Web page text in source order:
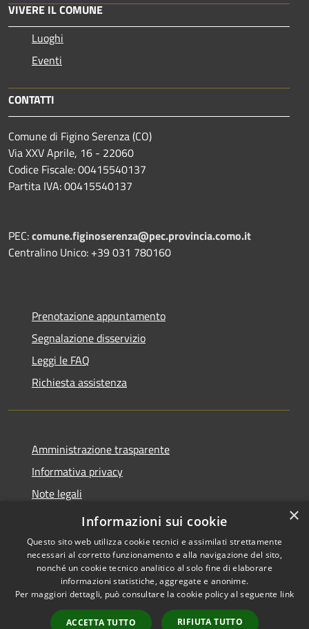
VIVERE IL COMUNE
Luoghi
Eventi
CONTATTI
Comune di Figino Serenza (CO)
Via XXV Aprile, 16 - 22060
Codice Fiscale: 00415540137
Partita IVA: 00415540137
PEC:comune.figinoserenza@pec.provincia.como.it
Centralino Unico: +39 031 780160
Prenotazione appuntamento
Segnalazione disservizio
Leggi le FAQ
Richiesta assistenza
Amministrazione trasparente
Informativa privacy
Note legali
Dichiarazione di accessibilità
Accessibilità
Copyright © 2026 • Comune di
Figino Serenza • Powered by
Municipium•
Accesso
×
Informazioni sui cookie
Questo sito web utilizza cookie tecnici e assimilati strettamente
necessari al corretto funzionamento e alla navigazione del sito,
nonché un cookie tecnico analitico al solo fine di elaborare
informazioni statistiche, aggregate e anonime.
Per maggiori dettagli, può consultare la cookie policy al seguente link
ACCETTA TUTTO RIFIUTA TUTTO